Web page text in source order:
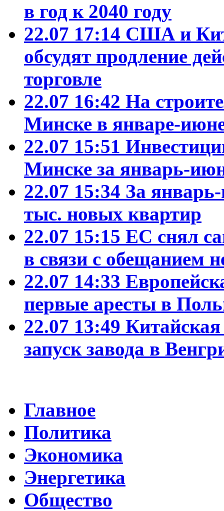
в год к 2040 году
22.07 17:14 США и
обсудят продление
торговле
22.07 16:42 На
Минске в январе-
22.07 15:51
Минске за январь-
22.07 15:34 За
тыс. новых квартир
22.07 15:15 ЕС снял
в связи с обещанием
22.07 14:33
первые аресты в
22.07 13:49
запуск завода в
Главное
Политика
Экономика
Энергетика
Общество